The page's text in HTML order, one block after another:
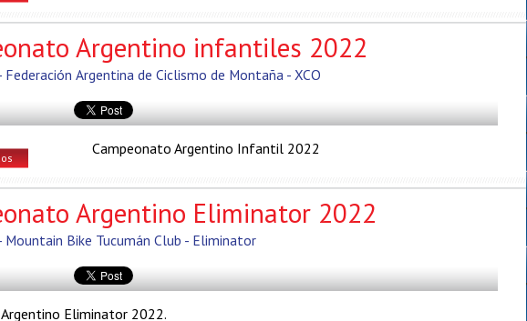
Argentino infantiles 2022
Argentina de Ciclismo de Montaña - XCO
Campeonato Argentino Infantil 2022
Argentino Eliminator 2022
Bike Tucumán Club - Eliminator
Eliminator 2022.